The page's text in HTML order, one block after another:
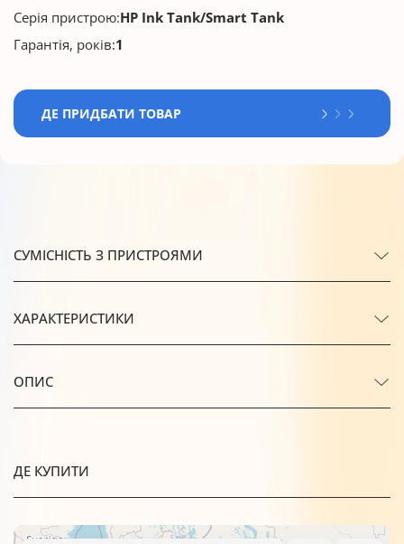
Серія пристрою:HP Ink Tank/Smart Tank
Гарантія, років:1
ДЕ ПРИДБАТИ ТОВАР
СУМІСНІСТЬ З ПРИСТРОЯМИ
ХАРАКТЕРИСТИКИ
ОПИС
ДЕ КУПИТИ